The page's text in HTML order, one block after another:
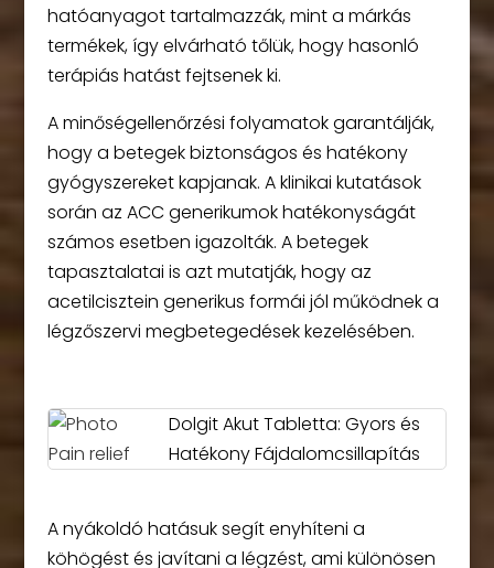
hatóanyagot tartalmazzák, mint a márkás
termékek, így elvárható tőlük, hogy hasonló
terápiás hatást fejtsenek ki.
A minőségellenőrzési folyamatok garantálják,
hogy a betegek biztonságos és hatékony
gyógyszereket kapjanak. A klinikai kutatások
során az ACC generikumok hatékonyságát
számos esetben igazolták. A betegek
tapasztalatai is azt mutatják, hogy az
acetilcisztein generikus formái jól működnek a
légzőszervi megbetegedések kezelésében.
Dolgit Akut Tabletta: Gyors és
Hatékony Fájdalomcsillapítás
A nyákoldó hatásuk segít enyhíteni a
köhögést és javítani a légzést, ami különösen